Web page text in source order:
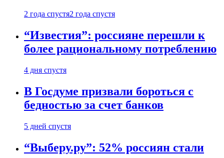
2 года спустя2 года спустя
“Известия”: россияне перешли к
более рациональному потреблению
4 дня спустя
В Госдуме призвали бороться с
бедностью за счет банков
5 дней спустя
“Выберу.ру”: 52% россиян стали